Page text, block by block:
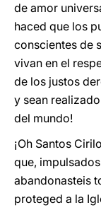
de amor
haced que los
conscientes de
vivan en el
de los justos
y sean
del mundo!
¡Oh Santos
que,
abandonasteis
proteged a la